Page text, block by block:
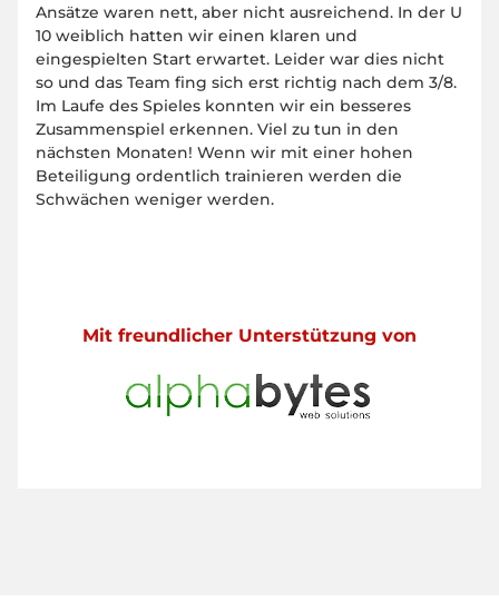
Ansätze waren nett, aber nicht ausreichend. In der U
10 weiblich hatten wir einen klaren und
eingespielten Start erwartet. Leider war dies nicht
so und das Team fing sich erst richtig nach dem 3/8.
Im Laufe des Spieles konnten wir ein besseres
Zusammenspiel erkennen. Viel zu tun in den
nächsten Monaten! Wenn wir mit einer hohen
Beteiligung ordentlich trainieren werden die
Schwächen weniger werden.
Mit freundlicher Unterstützung von